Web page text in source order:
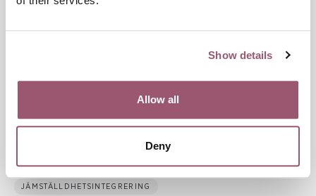
Show details
Allow all
Deny
ojämställdhet i AI kan identifieras och hur AI med tillämpning
Jämställdhetsmyndighetens broschyr AI och jämställdhet i
statlig förvaltning
JÄMSTÄLLDHETSINTEGRERING